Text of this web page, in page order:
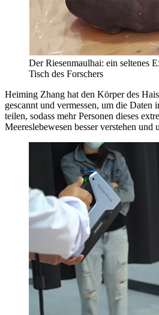
Der Riesenmaulhai: ein seltenes
Tisch des Forschers
Heiming Zhang hat den Körper des
gescannt und vermessen, um die Daten
teilen, sodass mehr Personen dieses
Meereslebewesen besser verstehen und